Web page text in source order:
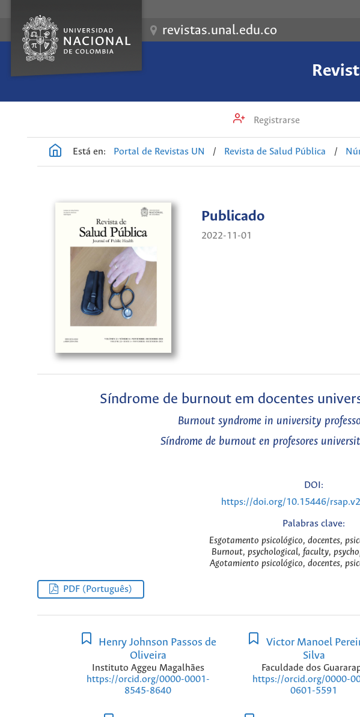
revistas.unal.edu.co
Registrarse
Está en: Portal de Revistas UN / Revista de Salud Pública /
Publicado
2022-11-01
Síndrome de burnout em docentes
Burnout syndrome in university
Síndrome de burnout en profesores
DOI:
https://doi.org/10.15446/
Palabras clave:
Esgotamento psicológico, docentes,
Burnout, psychological, faculty,
Agotamiento psicológico, docentes,
PDF (Português)
Henry Johnson Passos de
Oliveira
Instituto Aggeu Magalhães
https://orcid.org/0000-0001-
8545-8640
Victor Manoel
Silva
Faculdade dos
https://orcid.org/0000-
0601-5591